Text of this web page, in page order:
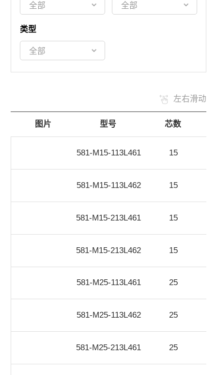
类型
左右滑动
图片 型号 芯数
581-M15-113L461 15
581-M15-113L462 15
581-M15-213L461 15
581-M15-213L462 15
581-M25-113L461 25
581-M25-113L462 25
581-M25-213L461 25